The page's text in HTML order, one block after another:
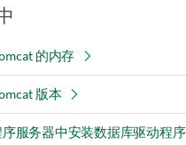
的内存
版本
序服务器中安装数据库驱动程序